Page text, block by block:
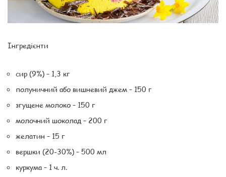
Інгредієнти
сир (9%) – 1,3 кг
полуничний або вишневий джем – 150 г
згущене молоко – 150 г
молочний шоколад – 200 г
желатин – 15 г
вершки (20-30%) – 500 мл
куркума – 1 ч. л.